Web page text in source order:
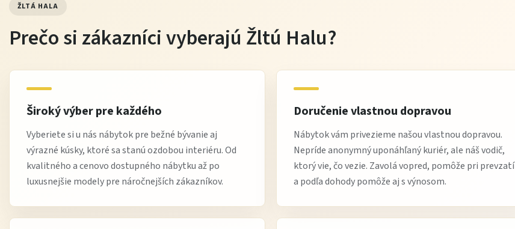
ŽLTÁ HALA
Prečo si zákazníci vyberajú Žltú Halu?
Široký výber pre každého
Vyberiete si u nás nábytok pre bežné bývanie aj
výrazné kúsky, ktoré sa stanú ozdobou interiéru. Od
kvalitného a cenovo dostupného nábytku až po
luxusnejšie modely pre náročnejších zákazníkov.
Doručenie vlastnou dopravou
Nábytok vám privezieme našou vlastnou dopravou.
Nepríde anonymný uponáhľaný kuriér, ale náš vodič,
ktorý vie, čo vezie. Zavolá vopred, pomôže pri prevzatí
a podľa dohody pomôže aj s výnosom.